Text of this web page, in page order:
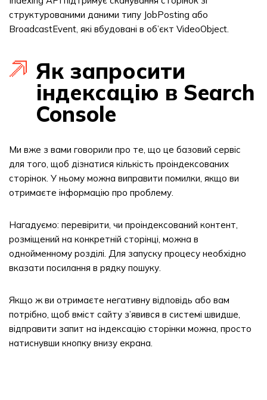
структурованими даними типу JobPosting або
BroadcastEvent, які вбудовані в об’єкт VideoObject.
Як запросити
індексацію в Search
Console
Ми вже з вами говорили про те, що це базовий сервіс
для того, щоб дізнатися кількість проіндексованих
сторінок. У ньому можна виправити помилки, якщо ви
отримаєте інформацію про проблему.
Нагадуємо: перевірити, чи проіндексований контент,
розміщений на конкретній сторінці, можна в
однойменному розділі. Для запуску процесу необхідно
вказати посилання в рядку пошуку.
Якщо ж ви отримаєте негативну відповідь або вам
потрібно, щоб вміст сайту з’явився в системі швидше,
відправити запит на індексацію сторінки можна, просто
натиснувши кнопку внизу екрана.